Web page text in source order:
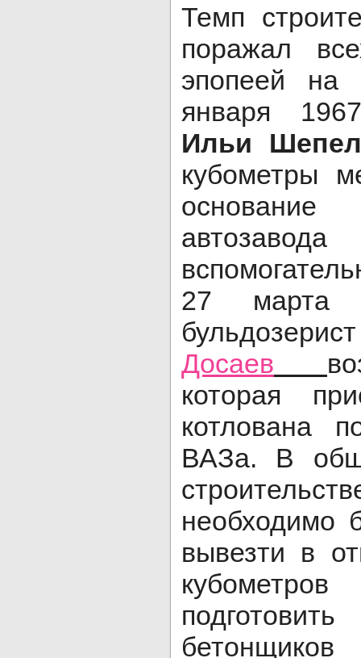
Темп
поражал
эпопеей на
января
Ильи
кубометры
27 марта
Досаев
которая
котлована
ВАЗа. В
необходимо
вывезти в